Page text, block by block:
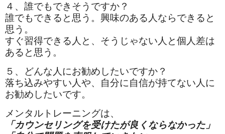
４、誰でもできそうですか？
誰でもできると思う。興味のある人ならできると
思う。
すぐ習得できる人と、そうじゃない人と個人差は
あると思う。
５、どんな人にお勧めしたいですか？
落ち込みやすい人や、自分に自信が持てない人に
お勧めしたいです。
メンタルトレーニングは、
「カウンセリングを受けたが良くならなかった」